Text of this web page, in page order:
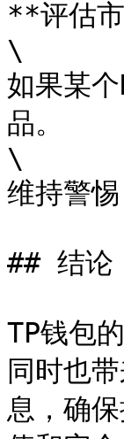
**评估
\
如果某
品。
\
维持警
## 结论
TP钱包
同时也
息，确